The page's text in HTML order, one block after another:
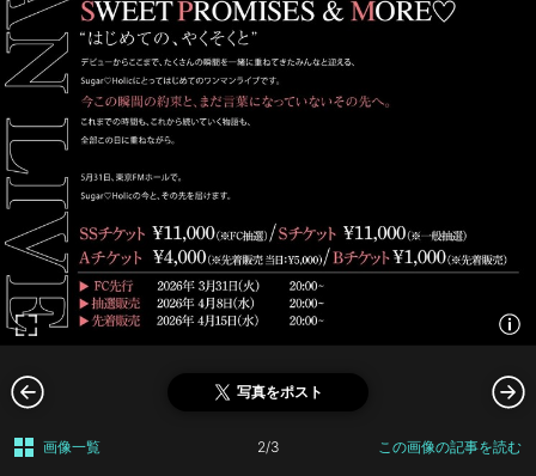
写真をポスト
画像一覧 2/3 この画像の記事を読む